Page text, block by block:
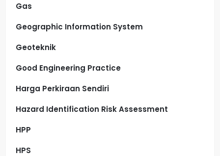
Gas
Geographic Information System
Geoteknik
Good Engineering Practice
Harga Perkiraan Sendiri
Hazard Identification Risk Assessment
HPP
HPS